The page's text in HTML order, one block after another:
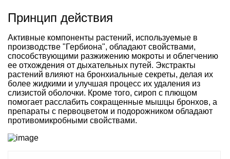
Принцип действия
Активные компоненты растений, используемые в
производстве "Гербиона", обладают свойствами,
способствующими разжижению мокроты и облегчению
ее отхождения от дыхательных путей. Экстракты
растений влияют на бронхиальные секреты, делая их
более жидкими и улучшая процесс их удаления из
слизистой оболочки. Кроме того, сироп с плющом
помогает расслабить сокращенные мышцы бронхов, а
препараты с первоцветом и подорожником обладают
противомикробными свойствами.